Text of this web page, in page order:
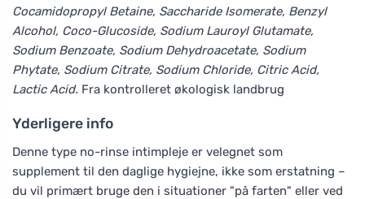
Cocamidopropyl Betaine, Saccharide Isomerate, Benzyl
Alcohol, Coco-Glucoside, Sodium Lauroyl Glutamate,
Sodium Benzoate, Sodium Dehydroacetate, Sodium
Phytate, Sodium Citrate, Sodium Chloride, Citric Acid,
Lactic Acid. Fra kontrolleret økologisk landbrug
Yderligere info
Denne type no-rinse intimpleje er velegnet som
supplement til den daglige hygiejne, ikke som erstatning –
du vil primært bruge den i situationer "på farten" eller ved